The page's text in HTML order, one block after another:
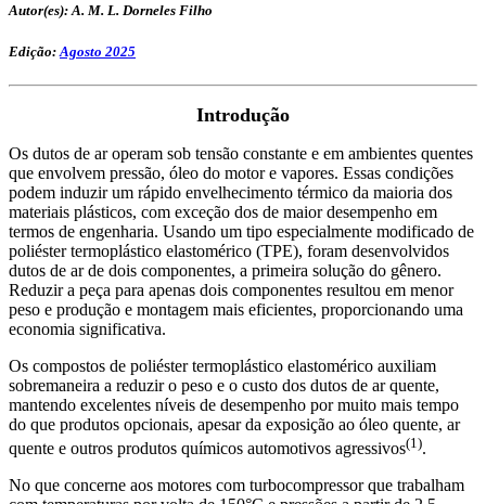
Autor(es): A. M. L. Dorneles Filho
Edição: Agosto 2025
Introdução
Os dutos de ar operam sob tensão constante e em ambientes quentes
que envolvem pressão, óleo do motor e vapores. Essas condições
podem induzir um rápido envelhecimento térmico da maioria dos
materiais plásticos, com exceção dos de maior desempenho em
termos de engenharia. Usando um tipo especialmente modificado de
poliéster termoplástico elastomérico (TPE), foram desenvolvidos
dutos de ar de dois componentes, a primeira solução do gênero.
Reduzir a peça para apenas dois componentes resultou em menor
peso e produção e montagem mais eficientes, proporcionando uma
economia significativa.
Os compostos de poliéster termoplástico elastomérico auxiliam
sobremaneira a reduzir o peso e o custo dos dutos de ar quente,
mantendo excelentes níveis de desempenho por muito mais tempo
do que produtos opcionais, apesar da exposição ao óleo quente, ar
quente e outros produtos químicos automotivos agressivos(1).
No que concerne aos motores com turbocompressor que trabalham